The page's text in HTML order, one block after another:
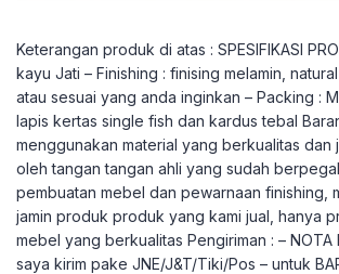
Keterangan produk di atas : SPESIFIKASI
kayu Jati – Finishing : finising melamin,
atau sesuai yang anda inginkan – Packing :
lapis kertas single fish dan kardus tebal
menggunakan material yang berkualitas dan
oleh tangan tangan ahli yang sudah
pembuatan mebel dan pewarnaan finishing,
jamin produk produk yang kami jual, hanya
mebel yang berkualitas Pengiriman : – NOTA
saya kirim pake JNE/J&T/Tiki/Pos – untuk